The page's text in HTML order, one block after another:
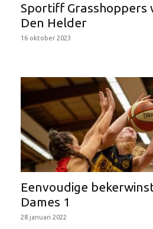
Sportiff Grasshoppers
Den Helder
16 oktober 2023
Eenvoudige
Dames 1
28 januari 2022